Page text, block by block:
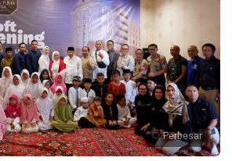
Perbesar